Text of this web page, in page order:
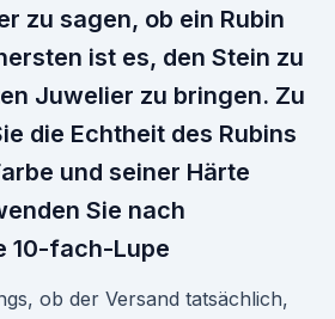
zu sagen, ob ein Rubin
ist es, den Stein zu
Juwelier zu bringen. Zu
die Echtheit des Rubins
und seiner Härte
Sie nach
10-fach-Lupe
ob der Versand tatsächlich,